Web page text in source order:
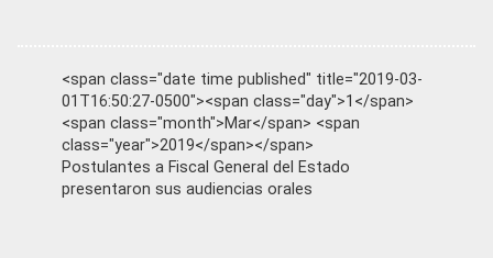
<span class="date time published" title="2019-03-
01T16:50:27-0500"><span class="day">1</span>
<span class="month">Mar</span> <span
class="year">2019</span></span>
Postulantes a Fiscal General del Estado
presentaron sus audiencias orales